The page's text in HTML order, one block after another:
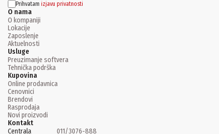
Prihvatam izjavu privatnosti
O nama
O kompaniji
Lokacije
Zaposlenje
Aktuelnosti
Usluge
Preuzimanje softvera
Tehnička podrška
Kupovina
Online prodavnica
Cenovnici
Brendovi
Rasprodaja
Novi proizvodi
Kontakt
Centrala
011/3076-888